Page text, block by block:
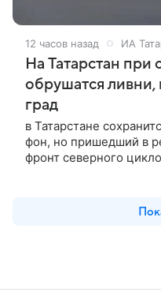
12 часов назад ИА
На Татарстан
обрушатся ливни,
град
в Татарстане
фон, но пришедший в
фронт северного